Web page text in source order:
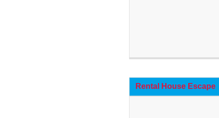
Rental House Escape